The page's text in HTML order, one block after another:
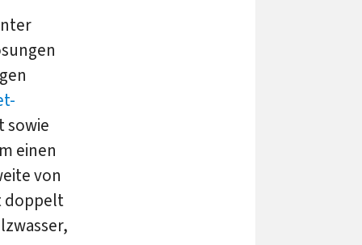
sowie
einen
von
doppelt